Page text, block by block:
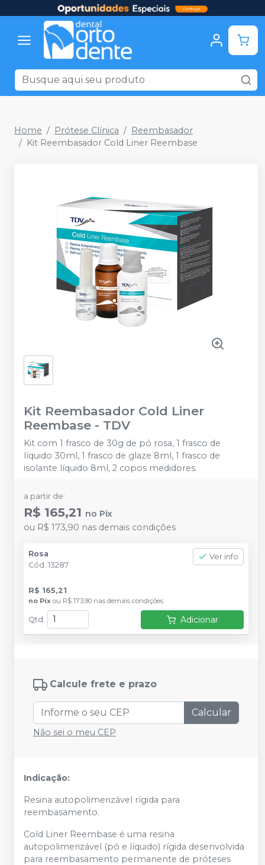
Home Prótese Clínica
Reembasador
Kit Reembasador Cold Liner Reembase
Kit Reembasador Cold Liner
Reembase - TDV
Kit com 1 frasco de 30g de pó rosa, 1 frasco de
líquido 30ml, 1 frasco de glaze 8ml, 1 frasco de
isolante líquido 8ml, 2 copos medidores.
a partir de:
R$ 165,21 no Pix
ou R$ 173,90 nas demais condições
Rosa
Cód. 13287
Ver info
R$ 165,21
no Pix ou R$ 173,90 nas demais condições
Qtd : Adicionar
Calcule frete e prazo
Calcular
Não sei o meu CEP
Indicação:
Resina autopolimerizável rígida para
reembasamento.
Cold Liner Reembase é uma resina
autopolimerizável (pó e líquido) rígida desenvolvida
para reembasamento permanente de próteses